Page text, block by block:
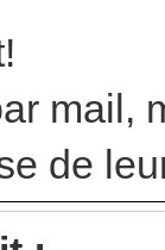
mail,
de